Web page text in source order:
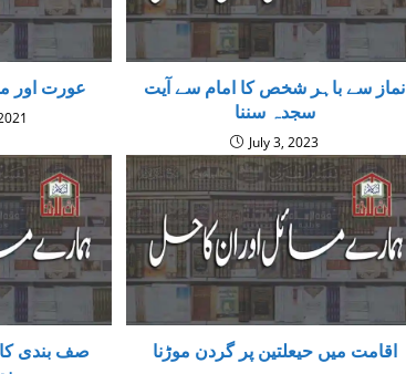
عورت اور
نماز سے باہر شخص کا امام سے آیت
سجدہ سننا
July 3, 2023
صف بندی
اقامت میں حیعلتین پر گردن موڑنا